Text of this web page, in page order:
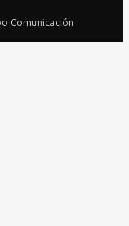
Comunicación